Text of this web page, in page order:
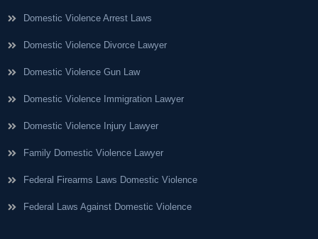
Domestic Violence Arrest Laws
Domestic Violence Divorce Lawyer
Domestic Violence Gun Law
Domestic Violence Immigration Lawyer
Domestic Violence Injury Lawyer
Family Domestic Violence Lawyer
Federal Firearms Laws Domestic Violence
Federal Laws Against Domestic Violence